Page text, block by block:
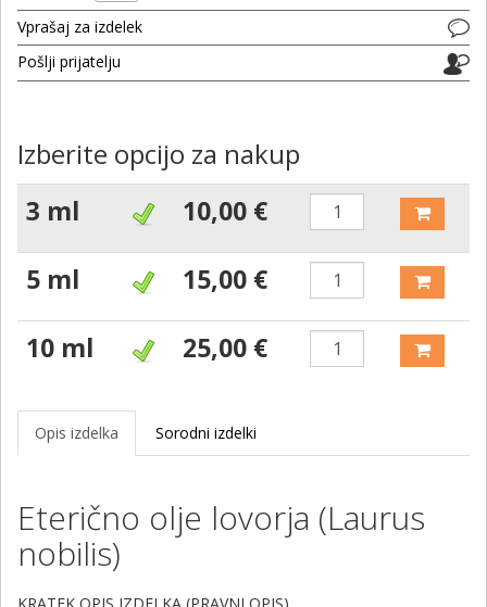
Vprašaj za izdelek
Pošlji prijatelju
Izberite opcijo za nakup
3 ml
10,00 €
5 ml
15,00 €
10 ml
25,00 €
Opis izdelka Sorodni izdelki
Eterično olje lovorja (Laurus
nobilis)
KRATEK OPIS IZDELKA (PRAVNI OPIS)